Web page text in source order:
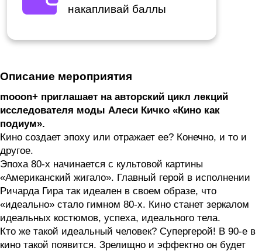
накапливай баллы
Описание мероприятия
mooon+ приглашает на авторский цикл лекций
исследователя моды Алеси Кичко «Кино как
подиум».
Кино создает эпоху или отражает ее? Конечно, и то и
другое.
Эпоха 80-х начинается с культовой картины
«Американский жигало». Главный герой в исполнении
Ричарда Гира так идеален в своем образе, что
«идеально» стало гимном 80-х. Кино станет зеркалом
идеальных костюмов, успеха, идеального тела.
Кто же такой идеальный человек? Супергерой! В 90-е в
кино такой появится. Зрелищно и эффектно он будет